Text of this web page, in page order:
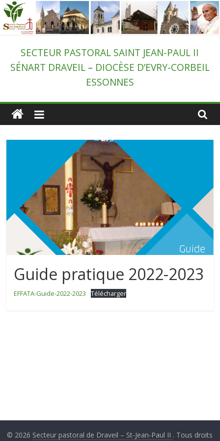
Passer
au
contenu
Secteur
pastoral
de
Draveil
St-
Jean-
Paul
II
SECTEUR PASTORAL SAINT JEAN-PAUL II
SÉNART DRAVEIL– DIOCÈSE D’EVRY-CORBEIL
ESSONNES
Guide pratique 2022-2023
EFFATA-Guide-2022-2023 Télécharger
© 2026 Secteur pastoral de Draveil – St-Jean-Paul II . Tous droits